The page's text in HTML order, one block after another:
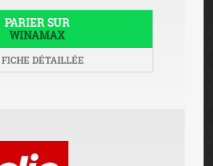
PARIER SUR
WINAMAX
FICHE DÉTAILLÉE